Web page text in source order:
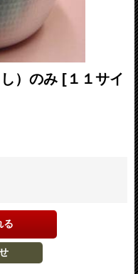
）のみ [１１サイ